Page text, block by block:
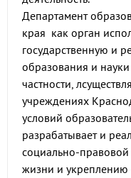
Департамент
края как орган
государственную и
образования и
частности,
учреждениях
условий
разрабатывает и
социально-
жизни и укреплению